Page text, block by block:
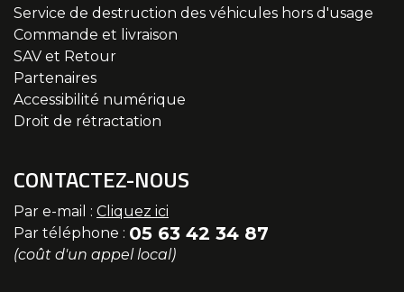
Service de destruction des véhicules hors d'usage
Commande et livraison
SAV et Retour
Partenaires
Accessibilité numérique
Droit de rétractation
CONTACTEZ-NOUS
Par e-mail : Cliquez ici
Par téléphone : 05 63 42 34 87
(coût d'un appel local)